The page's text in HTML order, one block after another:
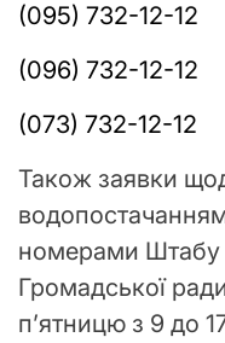
(095) 732-12-12
(096) 732-12-12
(073) 732-12-12
Також заявки
номерами Штабу
Громадської
п’ятницю з 9 до